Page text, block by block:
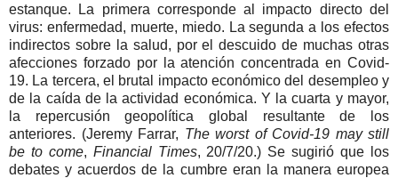
estanque. La primera corresponde al impacto directo del
virus: enfermedad, muerte, miedo. La segunda a los efectos
indirectos sobre la salud, por el descuido de muchas otras
afecciones forzado por la atención concentrada en Covid-
19. La tercera, el brutal impacto económico del desempleo y
de la caída de la actividad económica. Y la cuarta y mayor,
la repercusión geopolítica global resultante de los
anteriores. (Jeremy Farrar, The worst of Covid-19 may still
be to come, Financial Times, 20/7/20.) Se sugirió que los
debates y acuerdos de la cumbre eran la manera europea